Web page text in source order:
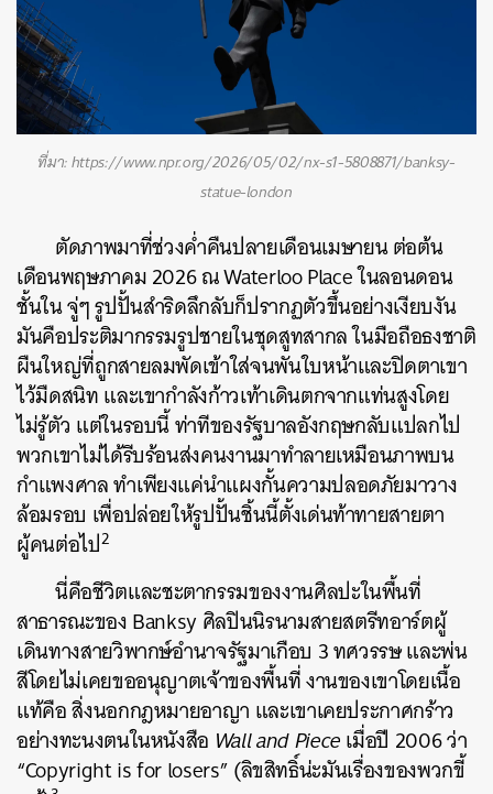
ที่มา: https://www.npr.org/2026/05/02/nx-s1-5808871/banksy-
statue-london
ตัดภาพมาที่ช่วงค่ำคืนปลายเดือนเมษายน ต่อต้น
เดือนพฤษภาคม 2026 ณ Waterloo Place ในลอนดอน
ชั้นใน จู่ๆ รูปปั้นสำริดลึกลับก็ปรากฏตัวขึ้นอย่างเงียบงัน
มันคือประติมากรรมรูปชายในชุดสูทสากล ในมือถือธงชาติ
ผืนใหญ่ที่ถูกสายลมพัดเข้าใส่จนพันใบหน้าและปิดตาเขา
ไว้มืดสนิท และเขากำลังก้าวเท้าเดินตกจากแท่นสูงโดย
ไม่รู้ตัว แต่ในรอบนี้ ท่าทีของรัฐบาลอังกฤษกลับแปลกไป
พวกเขาไม่ได้รีบร้อนส่งคนงานมาทำลายเหมือนภาพบน
กำแพงศาล ทำเพียงแค่นำแผงกั้นความปลอดภัยมาวาง
ล้อมรอบ เพื่อปล่อยให้รูปปั้นชิ้นนี้ตั้งเด่นท้าทายสายตา
ผู้คนต่อไป2
นี่คือชีวิตและชะตากรรมของงานศิลปะในพื้นที่
สาธารณะของ Banksy ศิลปินนิรนามสายสตรีทอาร์ตผู้
เดินทางสายวิพากษ์อำนาจรัฐมาเกือบ 3 ทศวรรษ และพ่น
สีโดยไม่เคยขออนุญาตเจ้าของพื้นที่ งานของเขาโดยเนื้อ
แท้คือ สิ่งนอกกฎหมายอาญา และเขาเคยประกาศกร้าว
อย่างทะนงตนในหนังสือ Wall and Pieceเมื่อปี 2006 ว่า
“Copyright is for losers” (ลิขสิทธิ์น่ะมันเรื่องของพวกขี้